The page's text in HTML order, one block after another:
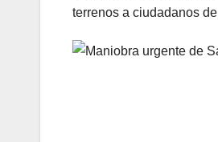
terrenos a ciudadanos